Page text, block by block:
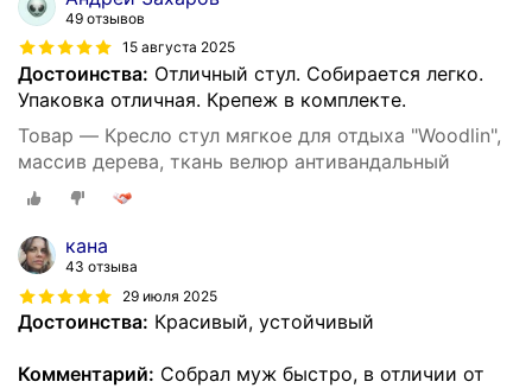
49 отзывов
15 августа 2025
Достоинства: Отличный стул. Собирается легко.
Упаковка отличная. Крепеж в комплекте.
Товар — Кресло стул мягкое для отдыха "Woodlin",
массив дерева, ткань велюр антивандальный
кана
43 отзыва
29 июля 2025
Достоинства: Красивый, устойчивый
Комментарий: Собрал муж быстро, в отличии от